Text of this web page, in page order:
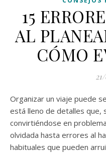
15
AL
CÓMO
Organizar un viaje puede ser emocionante, pero también
está lleno de detalles que,
convirtiéndose en
olvidada hasta errores al
habituales que pueden